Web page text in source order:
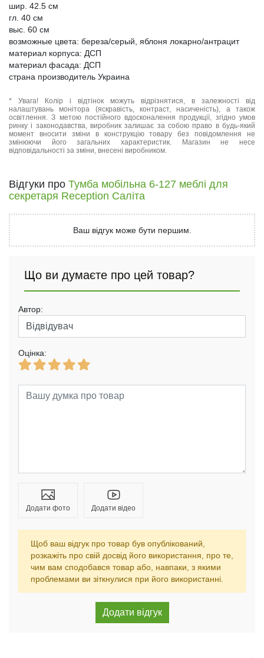
шир. 42.5 см
гл. 40 см
выс. 60 см
возможные цвета: береза/серый, яблоня локарно/антрацит
материал корпуса: ДСП
материал фасада: ДСП
страна производитель Украина
* Увага! Колір і відтінок можуть відрізнятися, в залежності від
налаштувань монітора (яскравість, контраст, насиченість), а також
освітлення. З метою постійного вдосконалення продукції, згідно умов
ринку і законодавства, виробник залишає за собою право в будь-який
момент вносити зміни в конструкцію товару без повідомлення не
змінюючи його загальних характеристик. Магазин не несе
відповідальності за зміни, внесені виробником.
Відгуки про Тумба мобільна 6-127 меблі для
секретаря Reception Саліта
Ваш відгук може бути першим.
Що ви думаєте про цей товар?
Автор:
Оцінка:
Додати фото Додати відео
Щоб ваш відгук про товар був опублікований,
розкажіть про свій досвід його використання, про те,
чим вам сподобався товар або, навпаки, з якими
проблемами ви зіткнулися при його використанні.